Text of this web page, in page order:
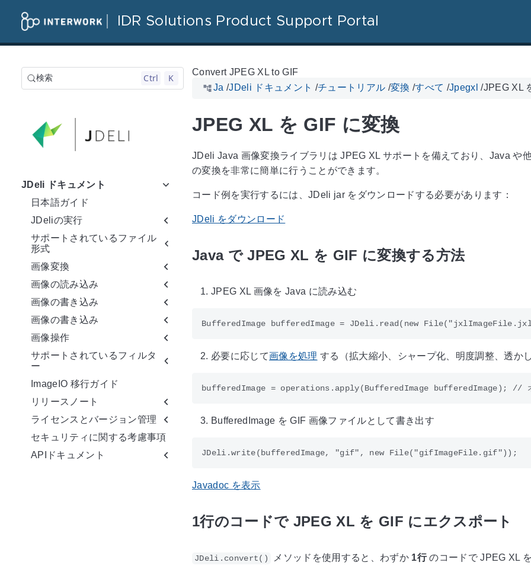
IDR Solutions Product Support Portal
検索 Ctrl K
JDeli ドキュメント
日本語ガイド
JDeliの実行
サポートされているファイル
形式
画像変換
画像の読み込み
画像の書き込み
画像の書き込み
画像操作
サポートされているフィルタ
ー
ImageIO 移行ガイド
リリースノート
ライセンスとバージョン管理
セキュリティに関する考慮事項
APIドキュメント
Convert JPEG XL to GIF
Ja /JDeli ドキュメント /チュートリアル /変換 /すべて /Jpegxl /JPEG XL
JPEG XL を GIF に変換
JDeli Java 画像変換ライブラリは JPEG XL サポートを備えており、Java や
の変換を非常に簡単に行うことができます。
コード例を実行するには、JDeli jar をダウンロードする必要があります：
JDeli をダウンロード
Java で JPEG XL を GIF に変換する方法
JPEG XL 画像を Java に読み込む
必要に応じて画像を処理 する（拡大縮小、シャープ化、明度調整、透か
BufferedImage を GIF 画像ファイルとして書き出す
Javadoc を表示
1行のコードで JPEG XL を GIF にエクスポート
JDeli.convert() メソッドを使用すると、わずか 1行のコードで JPEG XL